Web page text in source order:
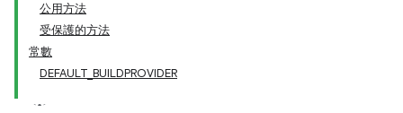
公用方法
受保護的方法
常數
DEFAULT_BUILDPROVIDER